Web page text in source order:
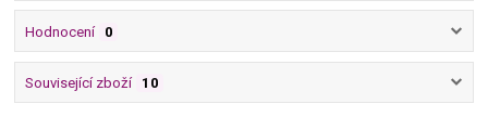
Hodnocení 0
Související zboží 10